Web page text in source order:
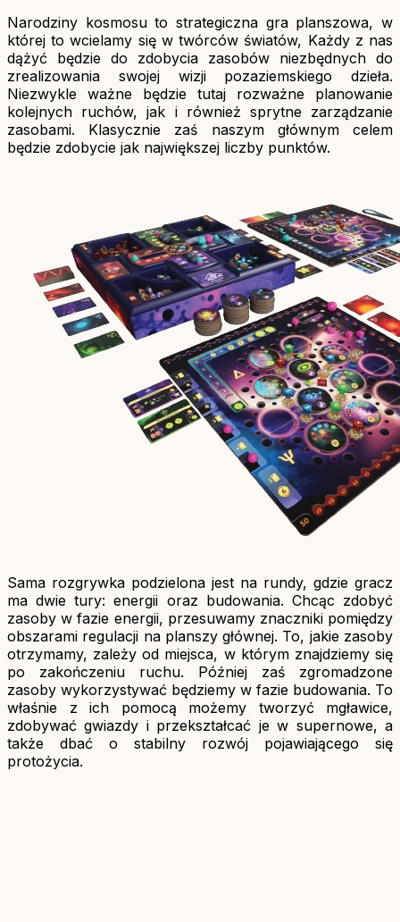
Narodziny kosmosu to strategiczna gra planszowa, w
której to wcielamy się w twórców światów, Każdy z nas
dążyć będzie do zdobycia zasobów niezbędnych do
zrealizowania swojej wizji pozaziemskiego dzieła.
Niezwykle ważne będzie tutaj rozważne planowanie
kolejnych ruchów, jak i również sprytne zarządzanie
zasobami. Klasycznie zaś naszym głównym celem
będzie zdobycie jak największej liczby punktów.
Sama rozgrywka podzielona jest na rundy, gdzie gracz
ma dwie tury: energii oraz budowania. Chcąc zdobyć
zasoby w fazie energii, przesuwamy znaczniki pomiędzy
obszarami regulacji na planszy głównej. To, jakie zasoby
otrzymamy, zależy od miejsca, w którym znajdziemy się
po zakończeniu ruchu. Później zaś zgromadzone
zasoby wykorzystywać będziemy w fazie budowania. To
właśnie z ich pomocą możemy tworzyć mgławice,
zdobywać gwiazdy i przekształcać je w supernowe, a
także dbać o stabilny rozwój pojawiającego się
protożycia.